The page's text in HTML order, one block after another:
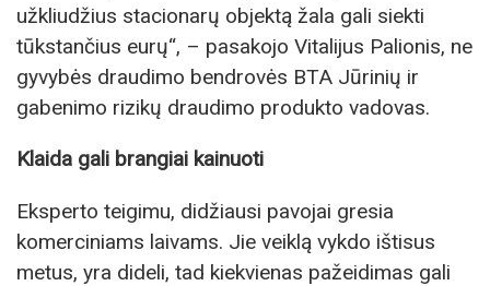
užkliudžius stacionarų objektą žala gali siekti
tūkstančius eurų“, – pasakojo Vitalijus Palionis, ne
gyvybės draudimo bendrovės BTA Jūrinių ir
gabenimo rizikų draudimo produkto vadovas.
Klaida gali brangiai kainuoti
Eksperto teigimu, didžiausi pavojai gresia
komerciniams laivams. Jie veiklą vykdo ištisus
metus, yra dideli, tad kiekvienas pažeidimas gali